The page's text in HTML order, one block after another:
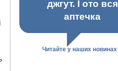
джгут. І ото вся
аптечка
Читайте у наших новинах